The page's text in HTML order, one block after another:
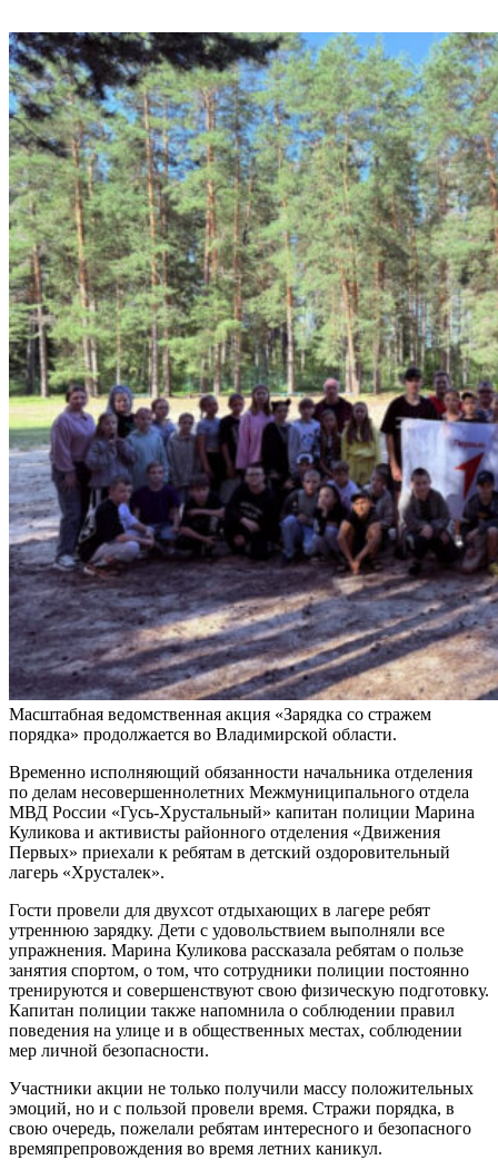
Масштабная ведомственная акция «Зарядка со стражем
порядка» продолжается во Владимирской области.
Временно исполняющий обязанности начальника отделения
по делам несовершеннолетних Межмуниципального отдела
МВД России «Гусь-Хрустальный» капитан полиции Марина
Куликова и активисты районного отделения «Движения
Первых» приехали к ребятам в детский оздоровительный
лагерь «Хрусталек».
Гости провели для двухсот отдыхающих в лагере ребят
утреннюю зарядку. Дети с удовольствием выполняли все
упражнения. Марина Куликова рассказала ребятам о пользе
занятия спортом, о том, что сотрудники полиции постоянно
тренируются и совершенствуют свою физическую подготовку.
Капитан полиции также напомнила о соблюдении правил
поведения на улице и в общественных местах, соблюдении
мер личной безопасности.
Участники акции не только получили массу положительных
эмоций, но и с пользой провели время. Стражи порядка, в
свою очередь, пожелали ребятам интересного и безопасного
времяпрепровождения во время летних каникул.